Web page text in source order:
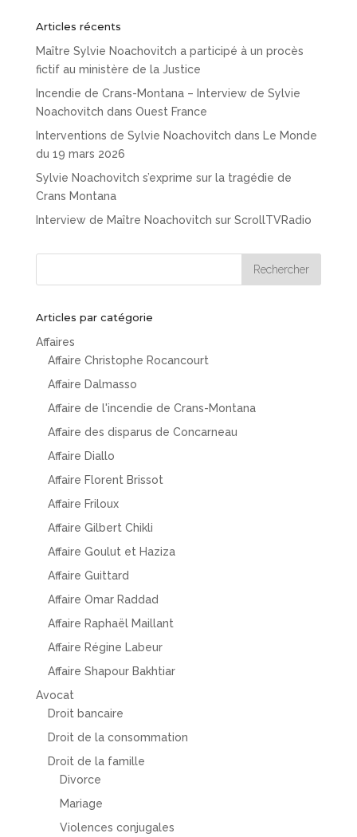
Articles récents
Maître Sylvie Noachovitch a participé à un procès
fictif au ministère de la Justice
Incendie de Crans-Montana – Interview de Sylvie
Noachovitch dans Ouest France
Interventions de Sylvie Noachovitch dans Le Monde
du 19 mars 2026
Sylvie Noachovitch s’exprime sur la tragédie de
Crans Montana
Interview de Maître Noachovitch sur ScrollTVRadio
Articles par catégorie
Affaires
Affaire Christophe Rocancourt
Affaire Dalmasso
Affaire de l'incendie de Crans-Montana
Affaire des disparus de Concarneau
Affaire Diallo
Affaire Florent Brissot
Affaire Friloux
Affaire Gilbert Chikli
Affaire Goulut et Haziza
Affaire Guittard
Affaire Omar Raddad
Affaire Raphaël Maillant
Affaire Régine Labeur
Affaire Shapour Bakhtiar
Avocat
Droit bancaire
Droit de la consommation
Droit de la famille
Divorce
Mariage
Violences conjugales